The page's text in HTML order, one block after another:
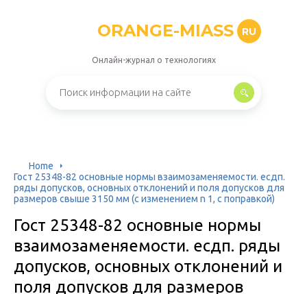
ORANGE-MIASS RU
Онлайн-журнал о технологиях
Home
Гост 25348-82 основные нормы взаимозаменяемости. есдп.
ряды допусков, основных отклонений и поля допусков для
размеров свыше 3150 мм (с изменением n 1, с поправкой)
Гост 25348-82 основные нормы
взаимозаменяемости. есдп. ряды
допусков, основных отклонений и
поля допусков для размеров